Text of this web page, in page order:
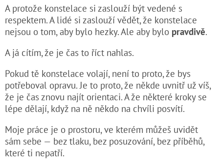
A protože konstelace si zaslouží být vedené s
respektem. A lidé si zaslouží vědět, že konstelace
nejsou o tom, aby bylo hezky. Ale aby bylo pravdivě.
A já cítím, že je čas to říct nahlas.
Pokud tě konstelace volají, není to proto, že bys
potřeboval opravu. Je to proto, že někde uvnitř už víš,
že je čas znovu najít orientaci. A že některé kroky se
lépe dělají, když na ně někdo na chvíli posvítí.
Moje práce je o prostoru, ve kterém můžeš uvidět
sám sebe — bez tlaku, bez posuzování, bez příběhů,
které ti nepatří.